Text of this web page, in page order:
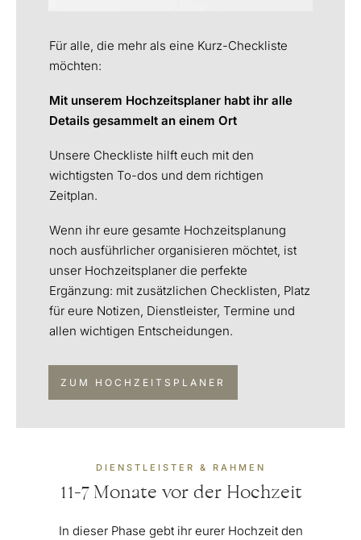
Für alle, die mehr als eine Kurz-Checkliste
möchten:
Mit unserem Hochzeitsplaner habt ihr alle
Details gesammelt an einem Ort
Unsere Checkliste hilft euch mit den
wichtigsten To-dos und dem richtigen
Zeitplan.
Wenn ihr eure gesamte Hochzeitsplanung
noch ausführlicher organisieren möchtet, ist
unser Hochzeitsplaner die perfekte
Ergänzung: mit zusätzlichen Checklisten, Platz
für eure Notizen, Dienstleister, Termine und
allen wichtigen Entscheidungen.
ZUM HOCHZEITSPLANER
DIENSTLEISTER & RAHMEN
11-7 Monate vor der Hochzeit
In dieser Phase gebt ihr eurer Hochzeit den